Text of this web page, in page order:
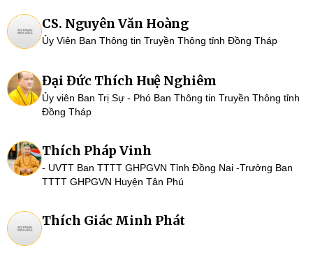
CS. Nguyên Văn Hoàng
Ủy Viên Ban Thông tin Truyền Thông tỉnh Đồng Tháp
Đại Đức Thích Huệ Nghiêm
Ủy viên Ban Trị Sự - Phó Ban Thông tin Truyền Thông tỉnh
Đồng Tháp
Thích Pháp Vinh
- UVTT Ban TTTT GHPGVN Tỉnh Đồng Nai -Trưởng Ban
TTTT GHPGVN Huyện Tân Phú
Thích Giác Minh Phát